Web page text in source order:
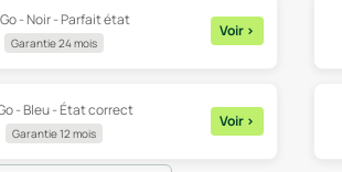
- Noir - Parfait état
Garantie 24 mois
Voir >
- Bleu - État correct
Garantie 12 mois
Voir >